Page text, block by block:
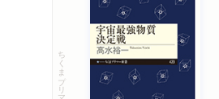
ちくまプリマー新書